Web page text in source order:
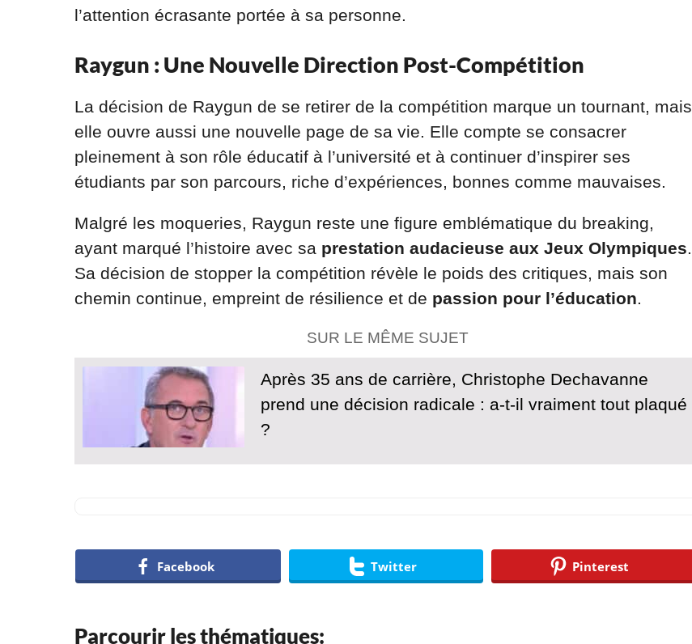
l’attention écrasante portée à sa personne.
Raygun : Une Nouvelle Direction Post-Compétition
La décision de Raygun de se retirer de la compétition marque un tournant, mais
elle ouvre aussi une nouvelle page de sa vie. Elle compte se consacrer
pleinement à son rôle éducatif à l’université et à continuer d’inspirer ses
étudiants par son parcours, riche d’expériences, bonnes comme mauvaises.
Malgré les moqueries, Raygun reste une figure emblématique du breaking,
ayant marqué l’histoire avec sa prestation audacieuse aux Jeux Olympiques
Sa décision de stopper la compétition révèle le poids des critiques, mais son
chemin continue, empreint de résilience et de passion pour l’éducation
SUR LE MÊME SUJET
Après 35 ans de carrière, Christophe Dechavanne
prend une décision radicale : a-t-il vraiment tout plaqué
?
Facebook Twitter Pinterest
Parcourir les thématiques: